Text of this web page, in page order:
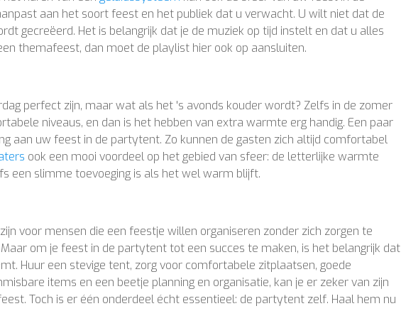
aan het soort feest en het publiek dat u verwacht. U wilt niet dat de
gecreëerd. Het is belangrijk dat je de muziek op tijd instelt en dat u alles
themafeest, dan moet de playlist hier ook op aansluiten.
perfect zijn, maar wat als het 's avonds kouder wordt? Zelfs in de zomer
niveaus, en dan is het hebben van extra warmte erg handig. Een paar
aan uw feest in de partytent. Zo kunnen de gasten zich altijd comfortabel
ook een mooi voordeel op het gebied van sfeer: de letterlijke warmte
een slimme toevoeging is als het wel warm blijft.
voor mensen die een feestje willen organiseren zonder zich zorgen te
om je feest in de partytent tot een succes te maken, is het belangrijk dat
Huur een stevige tent, zorg voor comfortabele zitplaatsen, goede
items en een beetje planning en organisatie, kan je er zeker van zijn
Toch is er één onderdeel écht essentieel: de partytent zelf. Haal hem nu